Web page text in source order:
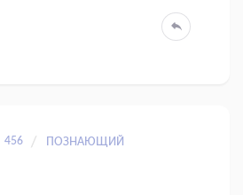
456 ПОЗНАЮЩИЙ